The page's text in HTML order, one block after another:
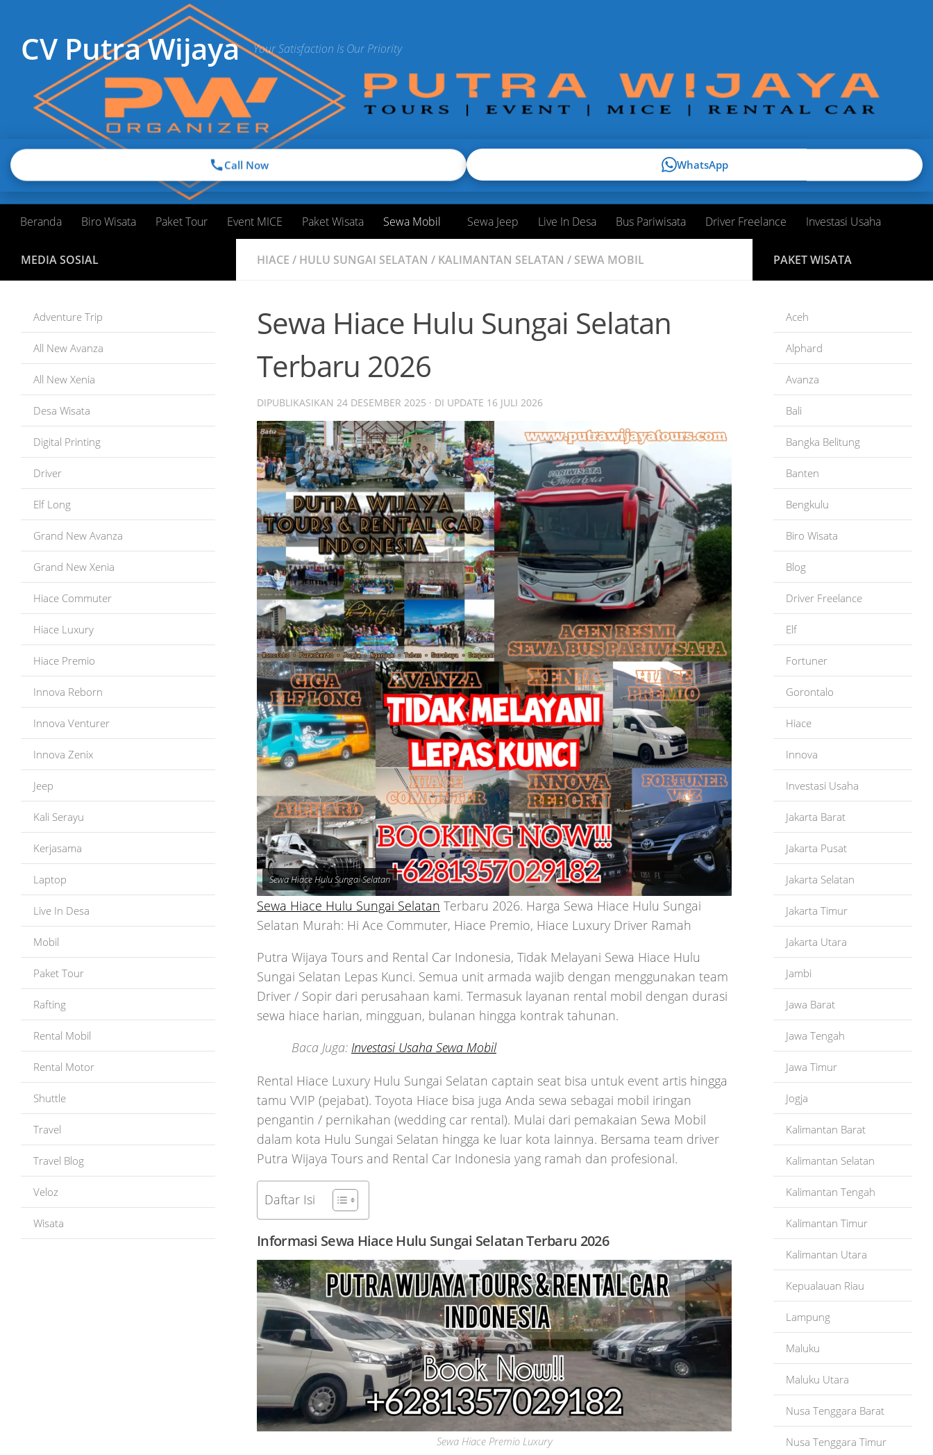
CV Putra Wijaya Your Satisfaction Is Our Priority
Beranda Biro Wisata Paket Tour Event MICE Paket Wisata Sewa Mobil Sewa Jeep Live In Desa Bus Pariwisata Driver Freelance Investasi Usaha
HIACE / HULU SUNGAI SELATAN / KALIMANTAN SELATAN / SEWA MOBIL
Sewa Hiace Hulu Sungai Selatan
Terbaru 2026
DIPUBLIKASIKAN 24 DESEMBER 2025 · DI UPDATE 16 JULI 2026
Sewa Hiace Hulu Sungai Selatan
Sewa Hiace Hulu Sungai Selatan Terbaru 2026. Harga Sewa Hiace Hulu Sungai
Selatan Murah: Hi Ace Commuter, Hiace Premio, Hiace Luxury Driver Ramah
Putra Wijaya Tours and Rental Car Indonesia, Tidak Melayani Sewa Hiace Hulu
Sungai Selatan Lepas Kunci. Semua unit armada wajib dengan menggunakan team
Driver / Sopir dari perusahaan kami. Termasuk layanan rental mobil dengan durasi
sewa hiace harian, mingguan, bulanan hingga kontrak tahunan.
Baca Juga: Investasi Usaha Sewa Mobil
Rental Hiace Luxury Hulu Sungai Selatan captain seat bisa untuk event artis hingga
tamu VVIP (pejabat). Toyota Hiace bisa juga Anda sewa sebagai mobil iringan
pengantin / pernikahan (wedding car rental). Mulai dari pemakaian Sewa Mobil
dalam kota Hulu Sungai Selatan hingga ke luar kota lainnya. Bersama team driver
Putra Wijaya Tours and Rental Car Indonesia yang ramah dan profesional.
Daftar Isi
Informasi Sewa Hiace Hulu Sungai Selatan Terbaru 2026
Sewa Hiace Premio Luxury
MEDIA SOSIAL
Adventure Trip
All New Avanza
All New Xenia
Desa Wisata
Digital Printing
Driver
Elf Long
Grand New Avanza
Grand New Xenia
Hiace Commuter
Hiace Luxury
Hiace Premio
Innova Reborn
Innova Venturer
Innova Zenix
Jeep
Kali Serayu
Kerjasama
Laptop
Live In Desa
Mobil
Paket Tour
Rafting
Rental Mobil
Rental Motor
Shuttle
Travel
Travel Blog
Veloz
Wisata
PAKET WISATA
Aceh
Alphard
Avanza
Bali
Bangka Belitung
Banten
Bengkulu
Biro Wisata
Blog
Driver Freelance
Elf
Fortuner
Gorontalo
Hiace
Innova
Investasi Usaha
Jakarta Barat
Jakarta Pusat
Jakarta Selatan
Jakarta Timur
Jakarta Utara
Jambi
Jawa Barat
Jawa Tengah
Jawa Timur
Jogja
Kalimantan Barat
Kalimantan Selatan
Kalimantan Tengah
Kalimantan Timur
Kalimantan Utara
Kepualauan Riau
Lampung
Maluku
Maluku Utara
Nusa Tenggara Barat
Nusa Tenggara Timur
Call Now WhatsApp